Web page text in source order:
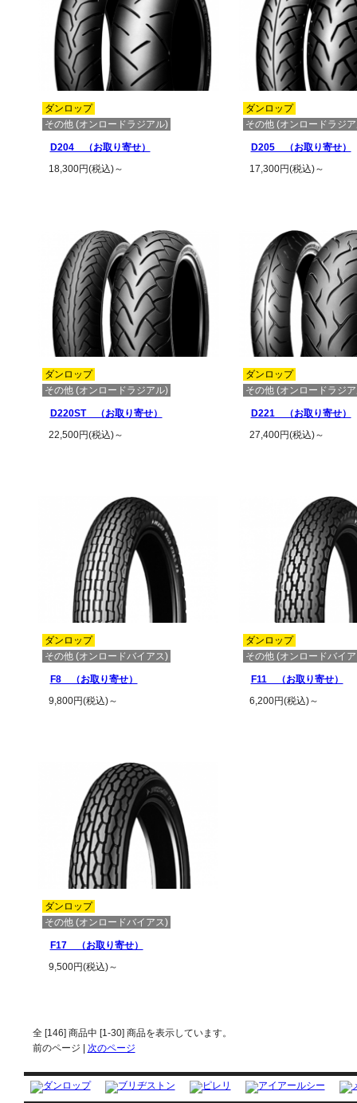
ダンロップ
その他 (オンロードラジアル)
D204 （お取り寄せ）
18,300円(税込)～
ダンロップ
その他 (オンロードラジ
D205 （お取り寄せ）
17,300円(税込)～
ダンロップ
その他 (オンロードラジアル)
D220ST （お取り寄せ）
22,500円(税込)～
ダンロップ
その他 (オンロードラジ
D221 （お取り寄せ）
27,400円(税込)～
ダンロップ
その他 (オンロードバイアス)
F8 （お取り寄せ）
9,800円(税込)～
ダンロップ
その他 (オンロードバイ
F11 （お取り寄せ）
6,200円(税込)～
ダンロップ
その他 (オンロードバイアス)
F17 （お取り寄せ）
9,500円(税込)～
全 [146] 商品中 [1-30] 商品を表示しています。
前のページ |
次のページ